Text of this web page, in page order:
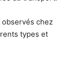
chez
types et